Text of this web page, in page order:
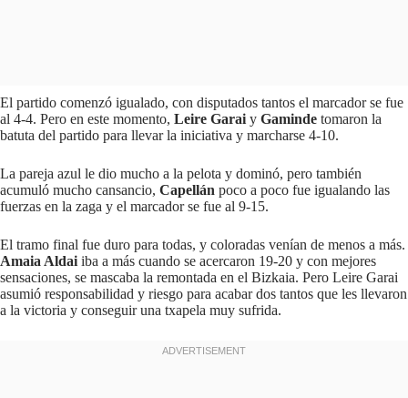
El partido comenzó igualado, con disputados tantos el marcador se fue
al 4-4. Pero en este momento, Leire Garai y Gaminde tomaron la
batuta del partido para llevar la iniciativa y marcharse 4-10.
La pareja azul le dio mucho a la pelota y dominó, pero también
acumuló mucho cansancio, Capellán poco a poco fue igualando las
fuerzas en la zaga y el marcador se fue al 9-15.
El tramo final fue duro para todas, y coloradas venían de menos a más.
Amaia Aldai iba a más cuando se acercaron 19-20 y con mejores
sensaciones, se mascaba la remontada en el Bizkaia. Pero Leire Garai
asumió responsabilidad y riesgo para acabar dos tantos que les llevaron
a la victoria y conseguir una txapela muy sufrida.